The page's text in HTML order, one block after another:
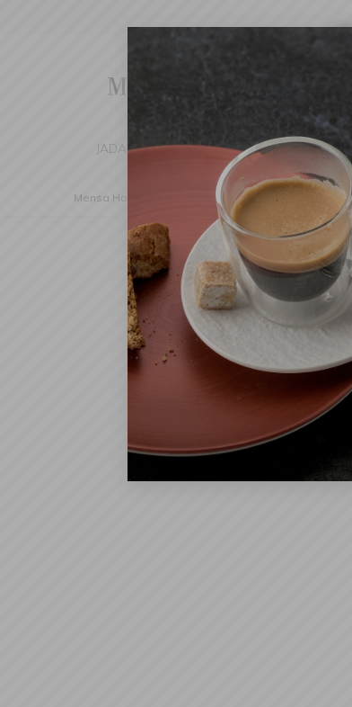
JADALNIA KUCHNIA DOM
Mensa Home Nakrycie stołu Zastawa stołowa